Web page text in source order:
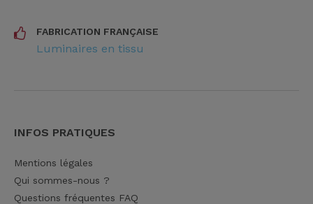
FABRICATION FRANÇAISE
Luminaires en tissu
INFOS PRATIQUES
Mentions légales
Qui sommes-nous ?
Questions fréquentes FAQ